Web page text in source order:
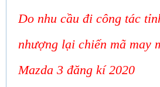
Do nhu cầu đi công tác
nhượng lại chiến mã may
Mazda 3 đăng kí 2020